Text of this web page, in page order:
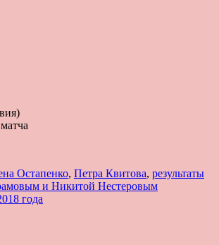
Остапенко, Петра Квитова, результаты
и Никитой Нестеровым
года